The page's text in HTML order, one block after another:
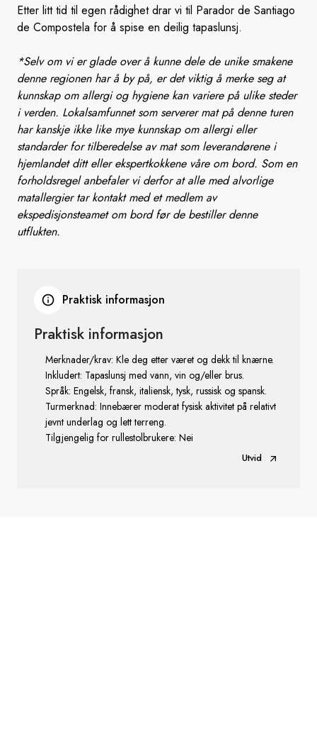
Etter litt tid til egen rådighet drar vi til Parador de Santiago
de Compostela for å spise en deilig tapaslunsj.
*Selv om vi er glade over å kunne dele de unike smakene
denne regionen har å by på, er det viktig å merke seg at
kunnskap om allergi og hygiene kan variere på ulike steder
i verden. Lokalsamfunnet som serverer mat på denne turen
har kanskje ikke like mye kunnskap om allergi eller
standarder for tilberedelse av mat som leverandørene i
hjemlandet ditt eller ekspertkokkene våre om bord. Som en
forholdsregel anbefaler vi derfor at alle med alvorlige
matallergier tar kontakt med et medlem av
ekspedisjonsteamet om bord før de bestiller denne
utflukten.
Praktisk informasjon
Praktisk informasjon
Merknader/krav: Kle deg etter været og dekk til knærne.
Inkludert: Tapaslunsj med vann, vin og/eller brus.
Språk: Engelsk, fransk, italiensk, tysk, russisk og spansk.
Turmerknad: Innebærer moderat fysisk aktivitet på relativt
jevnt underlag og lett terreng.
Tilgjengelig for rullestolbrukere: Nei
Utvid